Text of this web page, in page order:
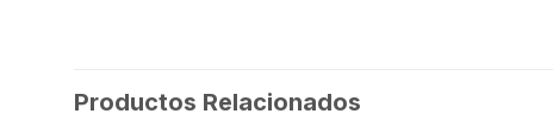
Productos Relacionados